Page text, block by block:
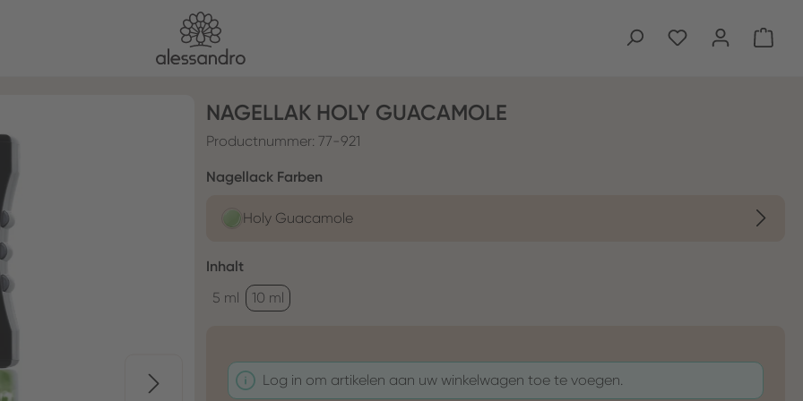
NAGELLAK HOLY GUACAMOLE
Productnummer: 77-921
Selecteer
Nagellack Farben
Holy Guacamole
Selecteer
Inhalt
5 ml
10 ml
Log in om artikelen aan uw winkelwagen toe te voegen.